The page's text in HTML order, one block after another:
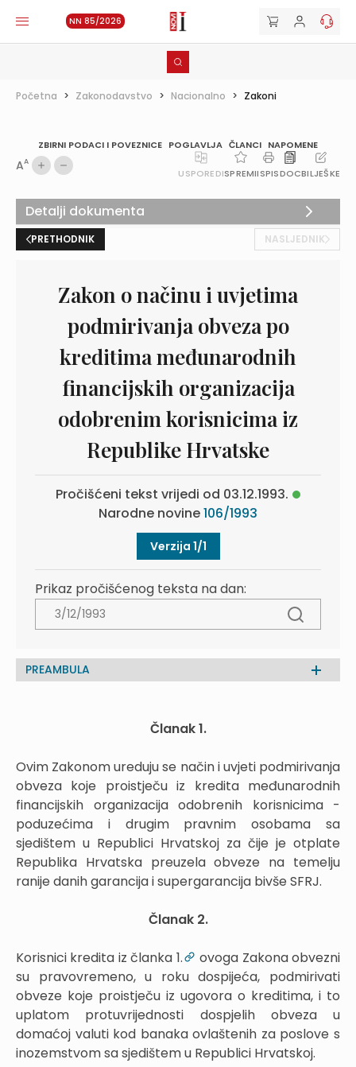
NN 85/2026
Početna > Zakonodavstvo > Nacionalno > Zakoni
ZBIRNI PODACI I POVEZNICE POGLAVLJA ČLANCI NAPOMENE
AA
USPOREDISPREMIISPISDOCBILJEŠKE
PRETHODNIK NASLJEDNIK
Zakon o načinu i uvjetima
podmirivanja obveza po
kreditima međunarodnih
financijskih organizacija
odobrenim korisnicima iz
Republike Hrvatske
Pročišćeni tekst vrijedi od 03.12.1993.
Narodne novine106/1993
Verzija 1/1
Prikaz pročišćenog teksta na dan:
PREAMBULA
Članak 1.
Ovim Zakonom ureduju se način i uvjeti podmirivanja
obveza koje proistječu iz kredita međunarodnih
financijskih organizacija odobrenih korisnicima -
poduzećima i drugim pravnim osobama sa
sjedištem u Republici Hrvatskoj za čije je otplate
Republika Hrvatska preuzela obveze na temelju
ranije danih garancija i supergarancija bivše SFRJ.
Članak 2.
Korisnici kredita iz članka 1.
ovoga Zakona obvezni
su pravovremeno, u roku dospijeća, podmirivati
obveze koje proistječu iz ugovora o kreditima, i to
uplatom protuvrijednosti dospjelih obveza u
domaćoj valuti kod banaka ovlaštenih za poslove s
inozemstvom sa sjedištem u Republici Hrvatskoj.
Detalji dokumenta